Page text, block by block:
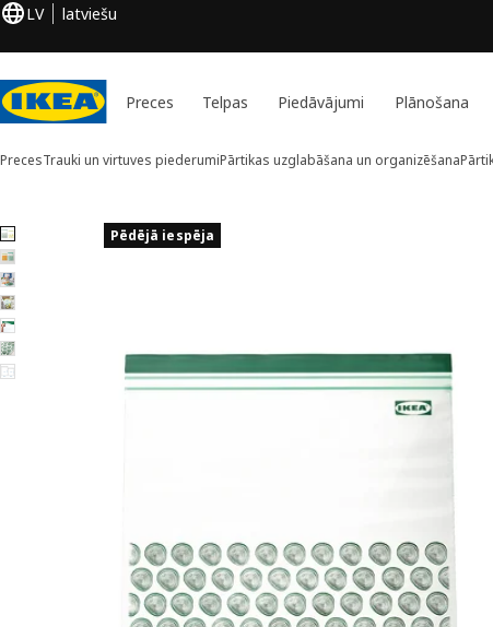
LV latviešu
Preces Telpas Piedāvājumi Plānošana
PrecesTrauki un virtuves piederumiPārtikas uzglabāšana un organizēšana
7 ISTAD attēli
attēlus
Image zoomed out, normal view
Pēdējā iespēja